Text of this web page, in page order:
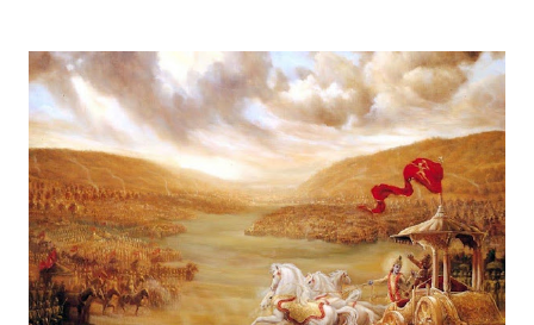
वक्त बदलते देर नहीं लगती। जिस तरह नुसरत फतेह अली खान साहब ने तुम्हें
दिल्लगी भूल जानी पड़ेगी गाकर इश्क़ और इबादत का फर्क समझाया, उसी तरह यह
कलाम हमें 'शुक्र' (Gratitude) का पाठ पढ़ाता है। इस लेख में हम इस कालजयी
रचना के हिंदी बोल (Lyrics), उसके गूढ़ अर्थ और शब्दार्थ को विस्तार से समझेंगे।
...